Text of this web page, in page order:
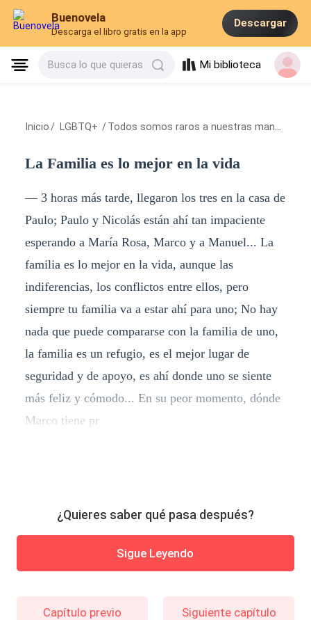
Buenovela
Descarga el libro gratis en la app
Descargar
Busca lo que quieras Mi biblioteca
Inicio / LGBTQ+ /Todos somos raros a nuestras maneras
La Familia es lo mejor en la vida
— 3 horas más tarde, llegaron los tres en la casa de
Paulo; Paulo y Nicolás están ahí tan impaciente
esperando a María Rosa, Marco y a Manuel... La
familia es lo mejor en la vida, aunque las
indiferencias, los conflictos entre ellos, pero
siempre tu familia va a estar ahí para uno; No hay
nada que puede compararse con la familia de uno,
la familia es un refugio, es el mejor lugar de
seguridad y de apoyo, es ahí donde uno se siente
más feliz y cómodo... En su peor momento, dónde
Marco tiene pr
¿Quieres saber qué pasa después?
Sigue Leyendo
Capítulo previo Siguiente capítulo